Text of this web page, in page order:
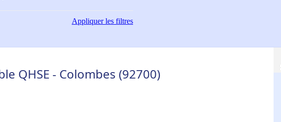
Appliquerles filtres
QHSE - Colombes (92700)